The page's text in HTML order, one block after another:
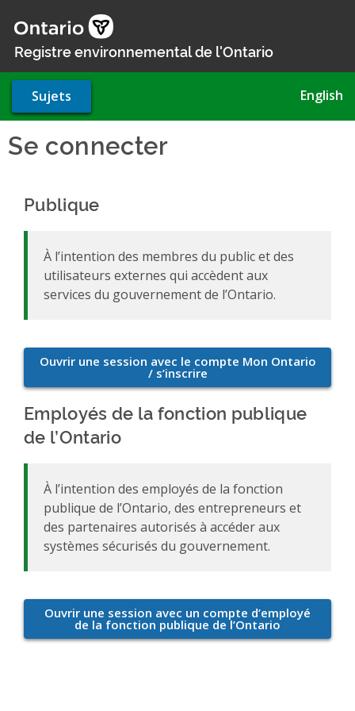
au
contenu
Registre environnemental de l'Ontario
Sujets English
Se connecter
Publique
À l’intention des membres du public et des
utilisateurs externes qui accèdent aux
services du gouvernement de l’Ontario.
Employés de la fonction publique
de l’Ontario
À l’intention des employés de la fonction
publique de l’Ontario, des entrepreneurs et
des partenaires autorisés à accéder aux
systèmes sécurisés du gouvernement.